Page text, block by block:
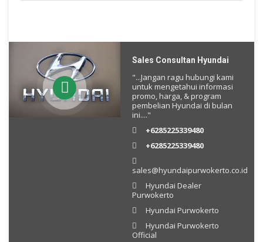
Sales Consultan Hyundai
"...Jangan ragu hubungi kami
untuk mengetahui informasi
promo, harga, & program
pembelian Hyundai di bulan
ini...."
+6285225339480
+6285225339480
sales@hyundaipurwokerto.co.id
Hyundai Dealer
Purwokerto
Hyundai Purwokerto
Hyundai Purwokerto
Official